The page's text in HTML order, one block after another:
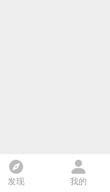
发现 我的